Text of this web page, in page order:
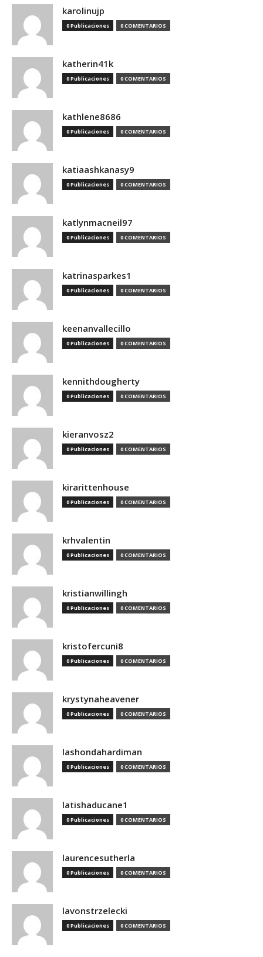
karolinujp
0 Publicaciones 0 COMENTARIOS
katherin41k
0 Publicaciones 0 COMENTARIOS
kathlene8686
0 Publicaciones 0 COMENTARIOS
katiaashkanasy9
0 Publicaciones 0 COMENTARIOS
katlynmacneil97
0 Publicaciones 0 COMENTARIOS
katrinasparkes1
0 Publicaciones 0 COMENTARIOS
keenanvallecillo
0 Publicaciones 0 COMENTARIOS
kennithdougherty
0 Publicaciones 0 COMENTARIOS
kieranvosz2
0 Publicaciones 0 COMENTARIOS
kirarittenhouse
0 Publicaciones 0 COMENTARIOS
krhvalentin
0 Publicaciones 0 COMENTARIOS
kristianwillingh
0 Publicaciones 0 COMENTARIOS
kristofercuni8
0 Publicaciones 0 COMENTARIOS
krystynaheavener
0 Publicaciones 0 COMENTARIOS
lashondahardiman
0 Publicaciones 0 COMENTARIOS
latishaducane1
0 Publicaciones 0 COMENTARIOS
laurencesutherla
0 Publicaciones 0 COMENTARIOS
lavonstrzelecki
0 Publicaciones 0 COMENTARIOS